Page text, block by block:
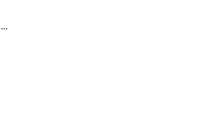
Seghetto pneumatico Sky-man 10″ 1/4 A PUNTA Lisam